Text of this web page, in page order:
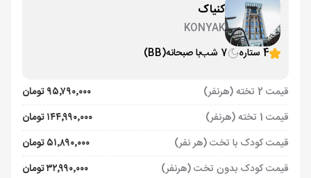
کنیاک
KONYAK
4 ستاره
7 شب با صبحانه(BB)
قیمت 2 تخته (هرنفر)
۹۵٬۷۹۰٬۰۰۰ تومان
قیمت 1 تخته (هرنفر)
۱۴۴٬۹۹۰٬۰۰۰ تومان
قیمت کودک با تخت (هر نفر)
۵۱٬۸۹۰٬۰۰۰ تومان
قیمت کودک بدون تخت (هرنفر)
۳۲٬۹۹۰٬۰۰۰ تومان